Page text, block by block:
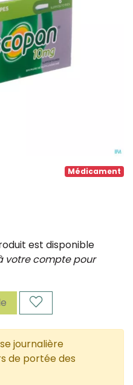
Médicament
est disponible
votre compte pour
journalière
de portée des